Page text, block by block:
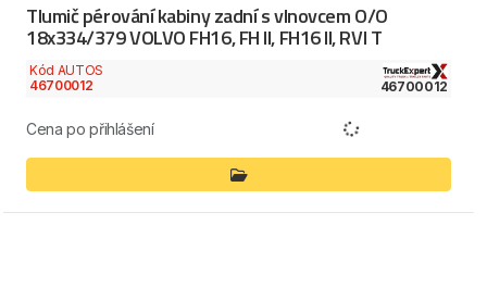
Tlumič pérování kabiny zadní s vlnovcem O/O
18x334/379 VOLVO FH16, FH II, FH16 II, RVI T
Kód AUTOS
46700012
46700012
Cena po přihlášení